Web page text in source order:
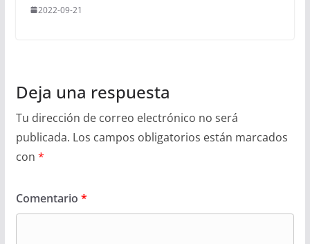
2022-09-21
Deja una respuesta
Tu dirección de correo electrónico no será
publicada. Los campos obligatorios están marcados
con *
Comentario *